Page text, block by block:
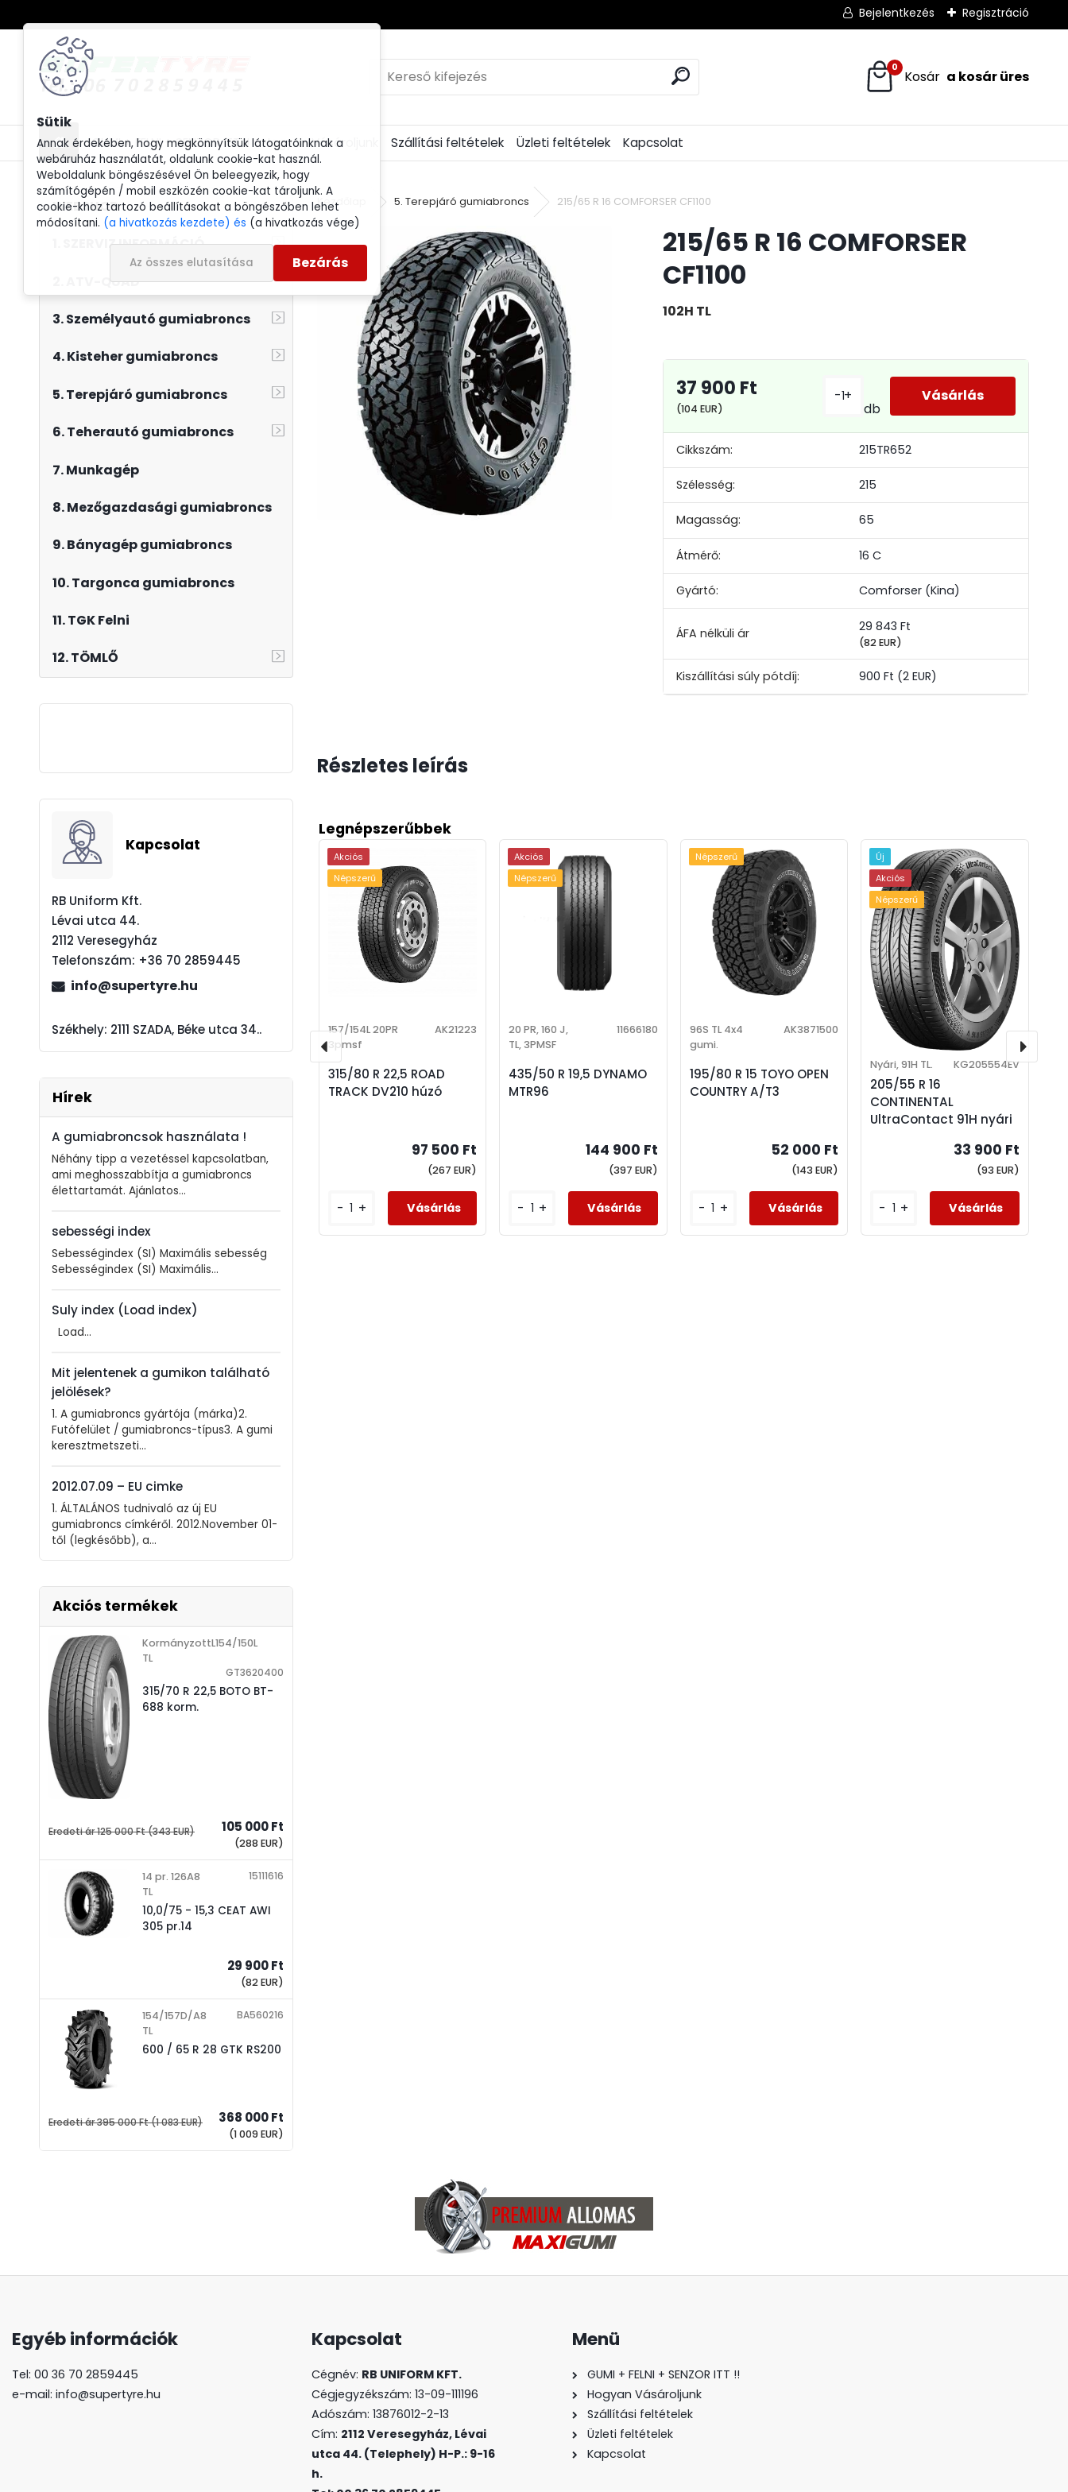
Annak érdekében, hogy megkönnyítsük látogatóinknak a
webáruház használatát, oldalunk cookie-kat használ.
Weboldalunk böngészésével Ön beleegyezik, hogy
számítógépén / mobil eszközén cookie-kat tároljunk. A
cookie-khoz tartozó beállításokat a böngészőben lehet
módosítani. (a hivatkozás kezdete) és (a hivatkozás vége)
Az összes elutasítása Bezárás
Bejelentkezés Regisztráció
GUMI + FELNI + SENZOR ITT !! Hogyan Vásároljunk Szállítási feltételek Üzleti feltételek Kapcsolat
0
WEBSHOP
1. SZERVIZ INFORMÁCIÓ
2. ATV-QUAD
3. Személyautó gumiabroncs
4. Kisteher gumiabroncs
5. Terepjáró gumiabroncs
6. Teherautó gumiabroncs
7. Munkagép
8. Mezőgazdasági gumiabroncs
9. Bányagép gumiabroncs
10. Targonca gumiabroncs
11. TGK Felni
12. TÖMLŐ
Kapcsolat
RB Uniform Kft.
Lévai utca 44.
2112 Veresegyház
Telefonszám: +36 70 2859445
info@supertyre.hu
Székhely: 2111 SZADA, Béke utca 34..
Hírek
A gumiabroncsok használata !
Néhány tipp a vezetéssel kapcsolatban,
ami meghosszabbítja a gumiabroncs
élettartamát. Ajánlatos...
sebességi index
Sebességindex (SI) Maximális sebesség
Sebességindex (SI) Maximális...
Suly index (Load index)
Load...
Mit jelentenek a gumikon található
jelölések?
1. A gumiabroncs gyártója (márka)2.
Futófelület / gumiabroncs-típus3. A gumi
keresztmetszeti...
2012.07.09 – EU cimke
1. ÁLTALÁNOS tudnivaló az új EU
gumiabroncs címkéről. 2012.November 01-
től (legkésőbb), a...
Akciós termékek
315/70 R 22,5 BOTO BT-
688 korm.
KormányzottL154/150L
TL
GT3620400
Eredeti ár125 000 Ft(343 EUR) 105 000 Ft
(288 EUR)
10,0/75 - 15,3 CEAT AWI
305 pr.14
14 pr. 126A8
TL
15111616
29 900 Ft
(82 EUR)
600 / 65 R 28 GTK RS200
154/157D/A8
TL
BA560216
Eredeti ár395 000 Ft(1 083 EUR) 368 000 Ft
(1 009 EUR)
Kezdőlap 5. Terepjáró gumiabroncs 215/65 R 16 COMFORSER CF1100
215/65 R 16 COMFORSER
CF1100
102H TL
Cikkszám: 215TR652
Szélesség: 215
Magasság: 65
Átmérő: 16 C
Gyártó: Comforser (Kina)
29 843 Ft
(82 EUR)
37 900 Ft
(104 EUR)
Kiszállítási súly pótdíj: 900 Ft (2 EUR)
- +
db
Részletes leírás
Legnépszerűbbek
315/80 R 22,5 ROAD
TRACK DV210 húzó
157/154L 20PR
3pmsf
AK21223
97 500 Ft
(267 EUR)
- +
Akciós
Népszerű
435/50 R 19,5 DYNAMO
MTR96
20 PR, 160 J,
TL, 3PMSF
11666180
144 900 Ft
(397 EUR)
- +
Akciós
Népszerű
195/80 R 15 TOYO OPEN
COUNTRY A/T3
96S TL 4x4
gumi.
AK3871500
52 000 Ft
(143 EUR)
- +
Népszerű
205/55 R 16
CONTINENTAL
UltraContact 91H nyári
Nyári, 91H TL. KG205554EV
33 900 Ft
(93 EUR)
- +
Új
Akciós
Népszerű
Egyéb információk
Tel: 00 36 70 2859445
e-mail: info@supertyre.hu
Kapcsolat
Cégnév: RB UNIFORM KFT.
Cégjegyzékszám: 13-09-111196
Adószám: 13876012-2-13
Cím: 2112 Veresegyház, Lévai
utca 44. (Telephely) H-P.: 9-16
h.
Menü
GUMI + FELNI + SENZOR ITT !!
Hogyan Vásároljunk
Szállítási feltételek
Üzleti feltételek
Kapcsolat